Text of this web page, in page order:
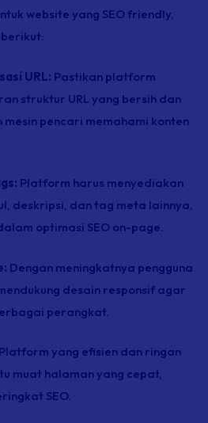
website yang SEOfriendly,
URL: Pastikan platform
struktur URL yang bersih dan
pencari memahami konten
Platform harus menyediakan
deskripsi, dantag meta lainnya,
optimasi SEO on-page.
Dengan meningkatnya pengguna
desain responsif agar
perangkat.
Platform yang efisien dan ringan
muat halaman yang cepat,
SEO.